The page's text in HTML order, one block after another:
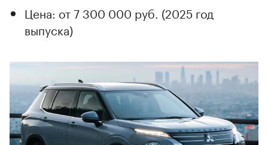
Цена: от 7 300 000 руб. (2025 год
выпуска)